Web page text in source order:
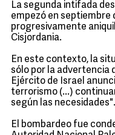
La segunda intifada
empezó en septiembre
progresivamente
Cisjordania.
En este contexto, la
sólo por la advertencia
Ejército de Israel
terrorismo (...)
según las necesidades".
El bombardeo fue